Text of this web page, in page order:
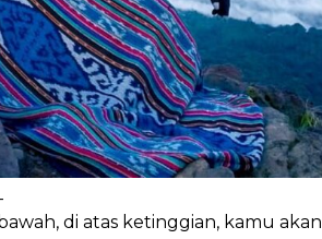
di atas ketinggian, kamu akan